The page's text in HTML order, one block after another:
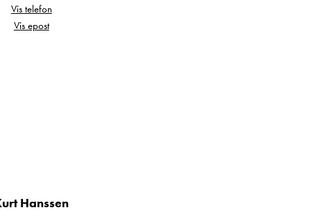
Lang
Vis telefon
Vis epost
Hanssen